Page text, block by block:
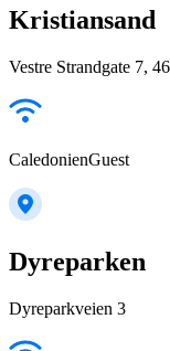
Kristiansand
Vestre Strandgate 7,
CaledonienGuest
Dyreparken
Dyreparkveien 3